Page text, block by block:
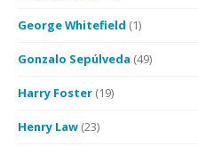
George Whitefield (1)
Gonzalo Sepúlveda (49)
Harry Foster (19)
Henry Law (23)